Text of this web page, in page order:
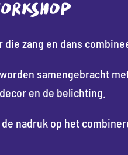
zang en dans
samengebracht
en de belichting.
nadruk op het